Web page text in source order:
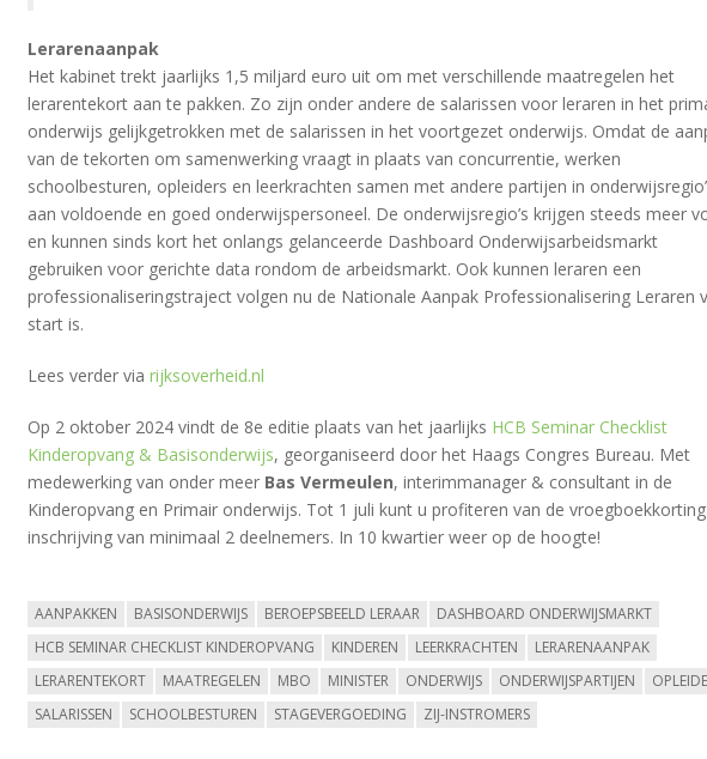
Lerarenaanpak
Het kabinet trekt jaarlijks 1,5 miljard euro uit om met verschillende maatregelen het
lerarentekort aan te pakken. Zo zijn onder andere de salarissen voor leraren in het
onderwijs gelijkgetrokken met de salarissen in het voortgezet onderwijs. Omdat de
van de tekorten om samenwerking vraagt in plaats van concurrentie, werken
schoolbesturen, opleiders en leerkrachten samen met andere partijen in
aan voldoende en goed onderwijspersoneel. De onderwijsregio’s krijgen steeds meer
en kunnen sinds kort het onlangs gelanceerde Dashboard Onderwijsarbeidsmarkt
gebruiken voor gerichte data rondom de arbeidsmarkt. Ook kunnen leraren een
professionaliseringstraject volgen nu de Nationale Aanpak Professionalisering Leraren
start is.
Lees verder via rijksoverheid.nl
Op 2 oktober 2024 vindt de 8e editie plaats van het jaarlijks HCB Seminar Checklist
Kinderopvang & Basisonderwijs, georganiseerd door het Haags Congres Bureau. Met
medewerking van onder meer Bas Vermeulen, interimmanager & consultant in de
Kinderopvang en Primair onderwijs. Tot 1 juli kunt u profiteren van de
inschrijving van minimaal 2 deelnemers. In 10 kwartier weer op de hoogte!
AANPAKKEN BASISONDERWIJS BEROEPSBEELD LERAAR
DASHBOARD ONDERWIJSMARKT
HCB SEMINAR CHECKLIST KINDEROPVANG
KINDEREN LEERKRACHTEN
LERARENAANPAK
LERARENTEKORT
MAATREGELEN MBO MINISTER ONDERWIJS ONDERWIJSPARTIJEN
SALARISSEN
SCHOOLBESTUREN STAGEVERGOEDING ZIJ-INSTROMERS